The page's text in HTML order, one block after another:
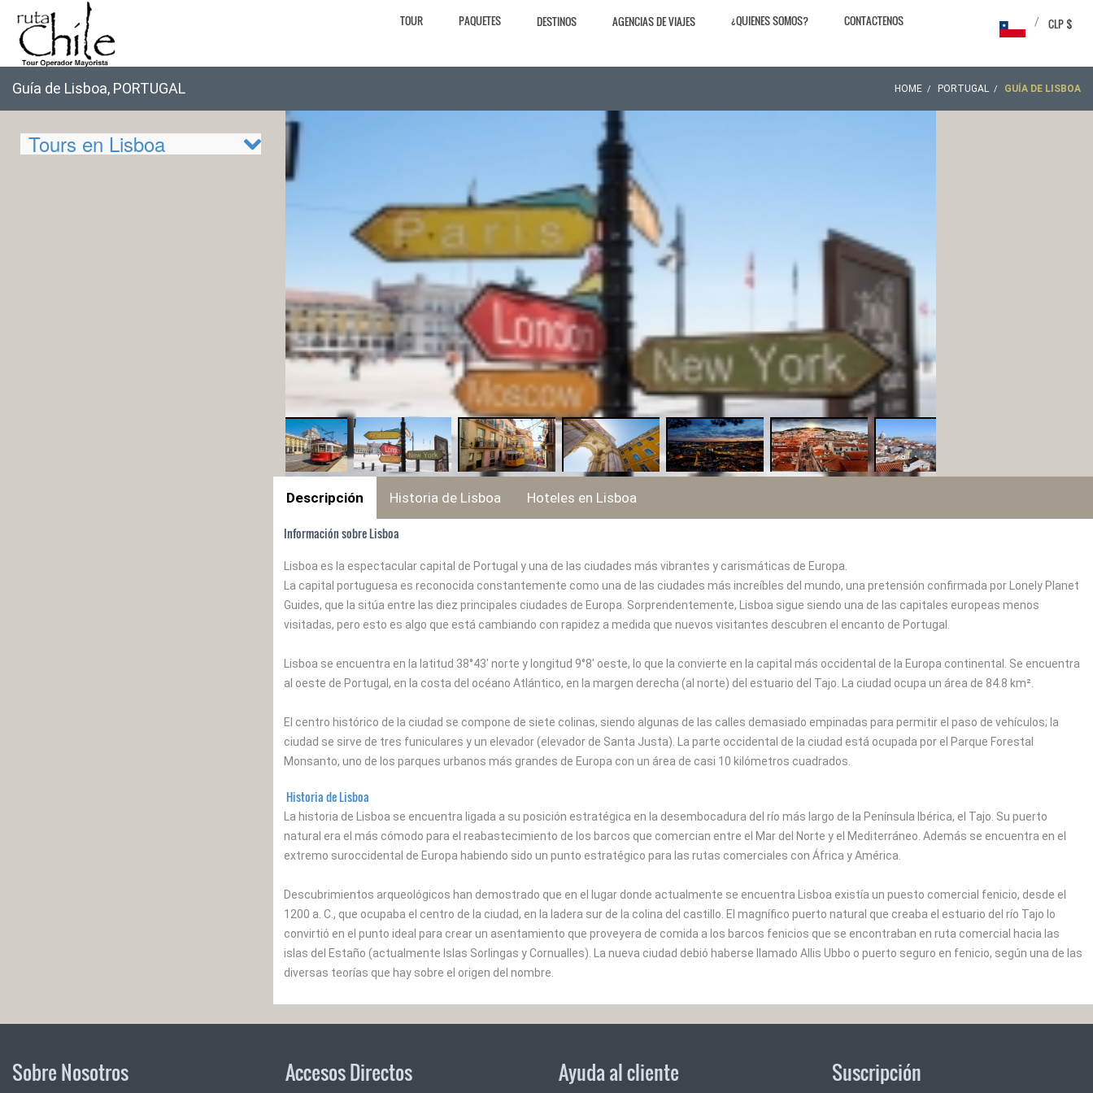
TOUR PAQUETES DESTINOS AGENCIAS DE VIAJES ¿QUIENES SOMOS? CONTACTENOS CLP $
/
Guía de Lisboa, PORTUGAL HOME PORTUGAL GUÍA DE LISBOA
Tours en Lisboa
Descripción Historia de Lisboa Hoteles en Lisboa
Información sobre Lisboa
Lisboa es la espectacular capital de Portugal y una de las ciudades más vibrantes y carismáticas de Europa.
La capital portuguesa es reconocida constantemente como una de las ciudades más increíbles del mundo, una pretensión confirmada por Lonely Planet
Guides, que la sitúa entre las diez principales ciudades de Europa. Sorprendentemente, Lisboa sigue siendo una de las capitales europeas menos
visitadas, pero esto es algo que está cambiando con rapidez a medida que nuevos visitantes descubren el encanto de Portugal.
Lisboa se encuentra en la latitud 38°43' norte y longitud 9°8' oeste, lo que la convierte en la capital más occidental de la Europa continental. Se encuentra
al oeste de Portugal, en la costa del océano Atlántico, en la margen derecha (al norte) del estuario del Tajo. La ciudad ocupa un área de 84.8 km².
El centro histórico de la ciudad se compone de siete colinas, siendo algunas de las calles demasiado empinadas para permitir el paso de vehículos; la
ciudad se sirve de tres funiculares y un elevador (elevador de Santa Justa). La parte occidental de la ciudad está ocupada por el Parque Forestal
Monsanto, uno de los parques urbanos más grandes de Europa con un área de casi 10 kilómetros cuadrados.
Historia de Lisboa
La historia de Lisboa se encuentra ligada a su posición estratégica en la desembocadura del río más largo de la Península Ibérica, el Tajo. Su puerto
natural era el más cómodo para el reabastecimiento de los barcos que comercian entre el Mar del Norte y el Mediterráneo. Además se encuentra en el
extremo suroccidental de Europa habiendo sido un punto estratégico para las rutas comerciales con África y América.
Descubrimientos arqueológicos han demostrado que en el lugar donde actualmente se encuentra Lisboa existía un puesto comercial fenicio, desde el
1200 a. C., que ocupaba el centro de la ciudad, en la ladera sur de la colina del castillo. El magnífico puerto natural que creaba el estuario del río Tajo lo
convirtió en el punto ideal para crear un asentamiento que proveyera de comida a los barcos fenicios que se encontraban en ruta comercial hacia las
islas del Estaño (actualmente Islas Sorlingas y Cornualles). La nueva ciudad debió haberse llamado Allis Ubbo o puerto seguro en fenicio, según una de las
diversas teorías que hay sobre el origen del nombre.
Sobre Nosotros Accesos Directos Ayuda al cliente Suscripción